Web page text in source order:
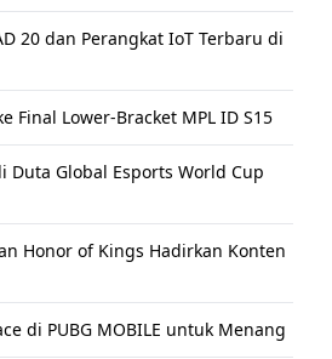
20 dan Perangkat IoT Terbaru di
Final Lower-Bracket MPL ID S15
Duta Global Esports World Cup
Honor of Kings Hadirkan Konten
di PUBG MOBILE untuk Menang